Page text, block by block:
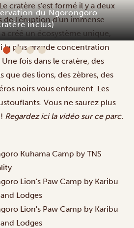
du Ngorongoro
inclus)
cratère s'est formé il y a deux
de l'éruption d'un immense
créé un écosystème unique,
la plus grande concentration
fois dans le cratère, des
que des lions, des zèbres, des
noirs vous entourent. Les
Vous ne saurez plus
Regardezicila vidéo sur ce parc.
Kuhama Camp by TNS
Lion's Paw Camp by Karibu
Lodges
Lion's Paw Camp by Karibu
Lodges